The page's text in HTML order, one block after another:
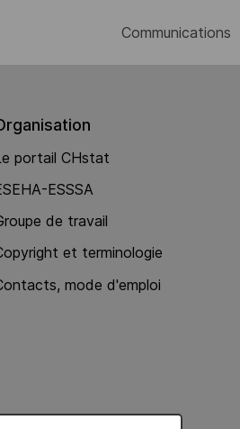
Communications
portail CHstat
ESSSA
de travail
et terminologie
mode d'emploi